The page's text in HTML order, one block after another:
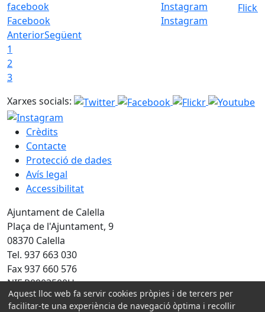
Facebook Instagram
Flickr
AnteriorSegüent
1
2
3
Xarxes socials:
Crèdits
Contacte
Protecció de dades
Avís legal
Accessibilitat
Ajuntament de Calella
Plaça de l'Ajuntament, 9
08370 Calella
Tel. 937 663 030
Fax 937 660 576
NIF P0803500H
Amb la col·laboració de:
Aquest lloc web fa servir cookies pròpies i de tercers per
facilitar-te una experiència de navegació òptima i recollir